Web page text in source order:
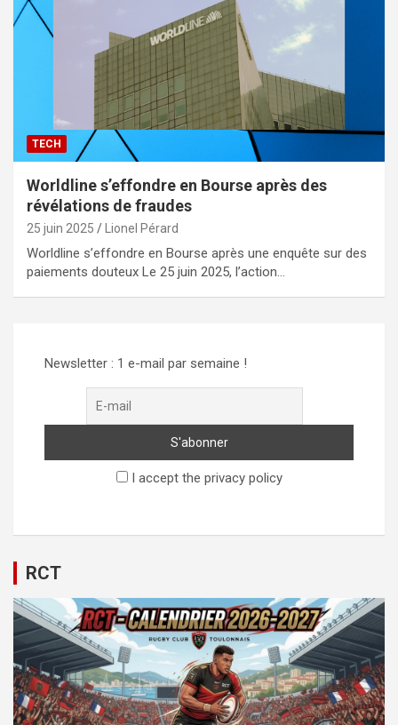
TECH
Worldline s’effondre en Bourse après des
révélations de fraudes
25 juin 2025 Lionel Pérard
Worldline s’effondre en Bourse après une enquête sur des
paiements douteux Le 25 juin 2025, l’action…
Newsletter : 1 e-mail par semaine !
I accept the privacy policy
RCT